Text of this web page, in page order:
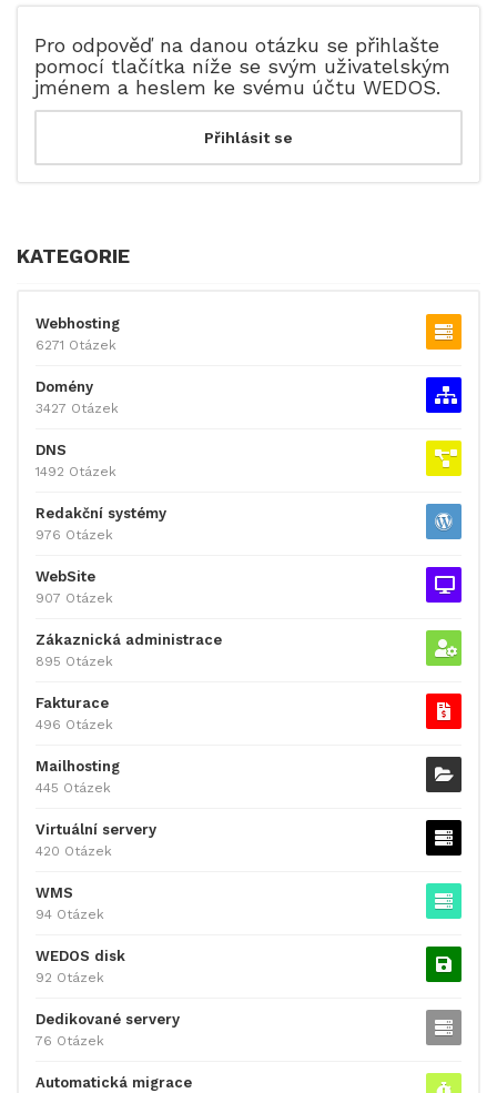
Pro odpověď na danou otázku se přihlašte
pomocí tlačítka níže se svým uživatelským
jménem a heslem ke svému účtu WEDOS.
KATEGORIE
Webhosting
6271 Otázek
Domény
3427 Otázek
DNS
1492 Otázek
Redakční systémy
976 Otázek
WebSite
907 Otázek
Zákaznická administrace
895 Otázek
Fakturace
496 Otázek
Mailhosting
445 Otázek
Virtuální servery
420 Otázek
WMS
94 Otázek
WEDOS disk
92 Otázek
Dedikované servery
76 Otázek
Automatická migrace